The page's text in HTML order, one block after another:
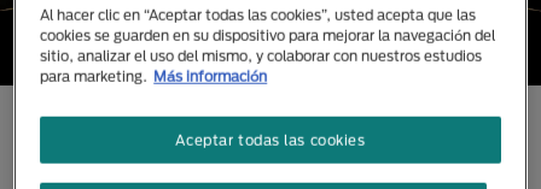
CONOCE TODAS NUESTRAS
MARCAS DISEÑADAS
Al hacer clic en “Aceptar todas las cookies”, usted acepta que las
cookies se guarden en su dispositivo para mejorar la navegación del
sitio, analizar el uso del mismo, y colaborar con nuestros estudios
para marketing. Más información
Aceptar todas las cookies